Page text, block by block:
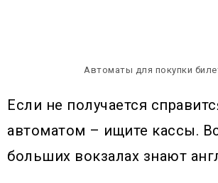
Автоматы для покупки
Если не получается
автоматом – ищите кассы.
больших вокзалах знают